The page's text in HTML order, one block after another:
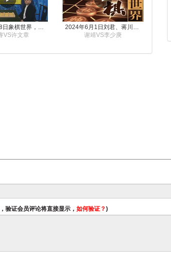
2024年6月8日象棋世界，刘君、蒋川讲解了第九届杨官璘杯全国象棋公开赛孟繁睿与许文章的对局
VS许文章
2024年6月1日刘君、蒋川讲解第三届上海杯象棋大师赛谢靖与李少庚的对局
谢靖VS李少庚
验证会员评论将直接显示， 如何验证？)